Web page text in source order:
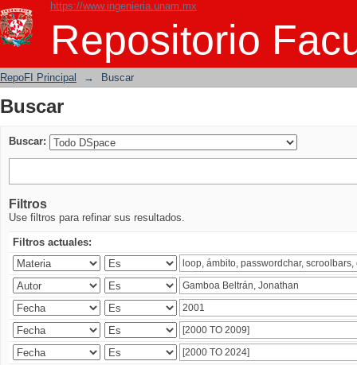
https://www.ingenieria.unam.mx
Repositorio
Buscar
RepoFI Principal → Buscar
Buscar
Buscar:
Filtros
Use filtros para refinar sus resultados.
Filtros actuales: